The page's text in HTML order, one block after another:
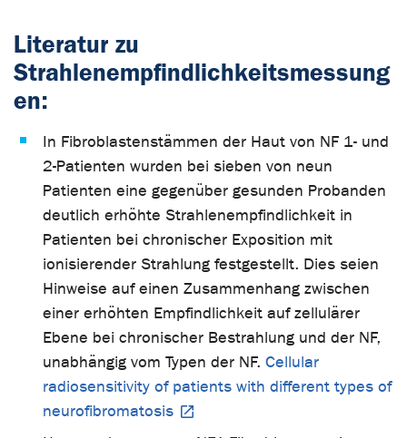
Literatur zu
Strahlenempfindlichkeitsmessung
en:
In Fibroblastenstämmen der Haut von NF 1- und
2-Patienten wurden bei sieben von neun
Patienten eine gegenüber gesunden Probanden
deutlich erhöhte Strahlenempfindlichkeit in
Patienten bei chronischer Exposition mit
ionisierender Strahlung festgestellt. Dies seien
Hinweise auf einen Zusammenhang zwischen
einer erhöhten Empfindlichkeit auf zellulärer
Ebene bei chronischer Bestrahlung und der NF,
unabhängig vom Typen der NF. Cellular
radiosensitivity of patients with different types of
neurofibromatosis